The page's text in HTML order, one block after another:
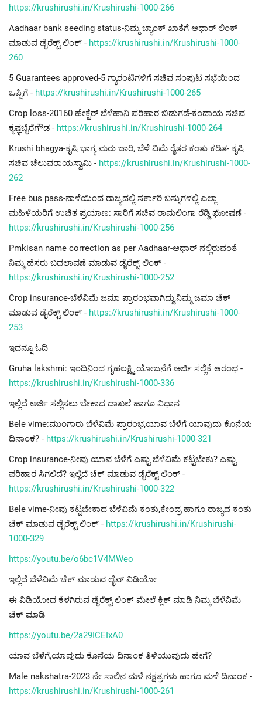
https://krushirushi.in/Krushirushi-1000-266
Aadhaar bank seeding status-ನಿಮ್ಮ ಬ್ಯಾಂಕ್ ಖಾತೆಗೆ ಆಧಾರ್ ಲಿಂಕ್
ಮಾಡುವ ಡೈರೆಕ್ಟ್ ಲಿಂಕ್ - https://krushirushi.in/Krushirushi-1000-
260
5 Guarantees approved-5 ಗ್ಯಾರಂಟಿಗಳಿಗೆ ಸಚಿವ ಸಂಪುಟ ಸಭೆಯಿಂದ
ಒಪ್ಪಿಗೆ - https://krushirushi.in/Krushirushi-1000-265
Crop loss-20160 ಹೇಕ್ಟೆರ್ ಬೆಳೆಹಾನಿ ಪರಿಹಾರ ಬಿಡುಗಡೆ-ಕಂದಾಯ ಸಚಿವ
ಕೃಷ್ಞಬೈರೆಗೌಡ - https://krushirushi.in/Krushirushi-1000-264
Krushi bhagya-ಕೃಷಿ ಭಾಗ್ಯ ಮರು ಜಾರಿ, ಬೆಳೆ ವಿಮೆ ರೈತರ ಕಂತು ಕಡಿತ- ಕೃಷಿ
ಸಚಿವ ಚೆಲುವರಾಯಸ್ವಾಮಿ - https://krushirushi.in/Krushirushi-1000-
262
Free bus pass-ನಾಳೆಯಿಂದ ರಾಜ್ಯದಲ್ಲಿ ಸರ್ಕಾರಿ ಬಸ್ಸುಗಳಲ್ಲಿ ಎಲ್ಲಾ
ಮಹಿಳೆಯರಿಗೆ ಉಚಿತ ಪ್ರಯಾಣ: ಸಾರಿಗೆ ಸಚಿವ ರಾಮಲಿಂಗಾ ರೆಡ್ಡಿ ಘೋಷಣೆ -
https://krushirushi.in/Krushirushi-1000-256
Pmkisan name correction as per Aadhaar-ಆಧಾರ್ ನಲ್ಲಿರುವಂತೆ
ನಿಮ್ಮ ಹೆಸರು ಬದಲಾವಣೆ ಮಾಡುವ ಡೈರೆಕ್ಟ್ ಲಿಂಕ್ -
https://krushirushi.in/Krushirushi-1000-252
Crop insurance-ಬೆಳೆವಿಮೆ ಜಮಾ ಪ್ರಾರಂಭವಾಗಿದ್ದು,ನಿಮ್ಮ ಜಮಾ ಚೆಕ್
ಮಾಡುವ ಡೈರೆಕ್ಟ್ ಲಿಂಕ್ - https://krushirushi.in/Krushirushi-1000-
253
ಇದನ್ನೂ ಓದಿ
Gruha lakshmi: ಇಂದಿನಿಂದ ಗೃಹಲಕ್ಷ್ಮಿ ಯೋಜನೆಗೆ ಅರ್ಜಿ ಸಲ್ಲಿಕೆ ಆರಂಭ -
https://krushirushi.in/Krushirushi-1000-336
ಇಲ್ಲಿದೆ ಅರ್ಜಿ ಸಲ್ಲಿಸಲು ಬೇಕಾದ ದಾಖಲೆ ಹಾಗೂ ವಿಧಾನ
Bele vime:ಮುಂಗಾರು ಬೆಳೆವಿಮೆ ಪ್ರಾರಂಭ,ಯಾವ ಬೆಳೆಗೆ ಯಾವುದು ಕೊನೆಯ
ದಿನಾಂಕ? - https://krushirushi.in/Krushirushi-1000-321
Crop insurance-ನೀವು ಯಾವ ಬೆಳೆಗೆ ಎಷ್ಟು ಬೆಳೆವಿಮೆ ಕಟ್ಟಬೇಕು? ಎಷ್ಟು
ಪರಿಹಾರ ಸಿಗಲಿದೆ? ಇಲ್ಲಿದೆ ಚೆಕ್ ಮಾಡುವ ಡೈರೆಕ್ಟ್ ಲಿಂಕ್ -
https://krushirushi.in/Krushirushi-1000-322
Bele vime-ನೀವು ಕಟ್ಟಬೇಕಾದ ಬೆಳೆವಿಮೆ ಕಂತು,ಕೇಂದ್ರ ಹಾಗೂ ರಾಜ್ಯದ ಕಂತು
ಚೆಕ್ ಮಾಡುವ ಡೈರೆಕ್ಟ್ ಲಿಂಕ್ - https://krushirushi.in/Krushirushi-
1000-329
https://youtu.be/o6bc1V4MWeo
ಇಲ್ಲಿದೆ ಬೆಳೆವಿಮೆ ಚೆಕ್ ಮಾಡುವ ಲೈವ್ ವಿಡಿಯೋ
ಈ ವಿಡಿಯೋದ ಕೆಳಗಿರುವ ಡೈರೆಕ್ಟ್ ಲಿಂಕ್ ಮೇಲೆ ಕ್ಲಿಕ್ ಮಾಡಿ ನಿಮ್ಮ ಬೆಳೆವಿಮೆ
ಚೆಕ್ ಮಾಡಿ
https://youtu.be/2a29ICEIxA0
ಯಾವ ಬೆಳೆಗೆ,ಯಾವುದು ಕೊನೆಯ ದಿನಾಂಕ ತಿಳಿಯುವುದು ಹೇಗೆ?
Male nakshatra-2023 ನೇ ಸಾಲಿನ ಮಳೆ ನಕ್ಷತ್ರಗಳು ಹಾಗೂ ಮಳೆ ದಿನಾಂಕ -
https://krushirushi.in/Krushirushi-1000-261